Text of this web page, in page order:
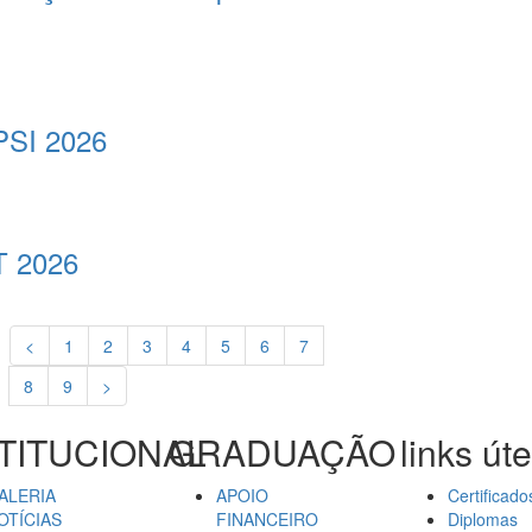
2026
2026
< 1 2 3 4 5 6
7
8
9 >
GRADUAÇÃO
APOIO
FINANCEIRO
links
Diplomas